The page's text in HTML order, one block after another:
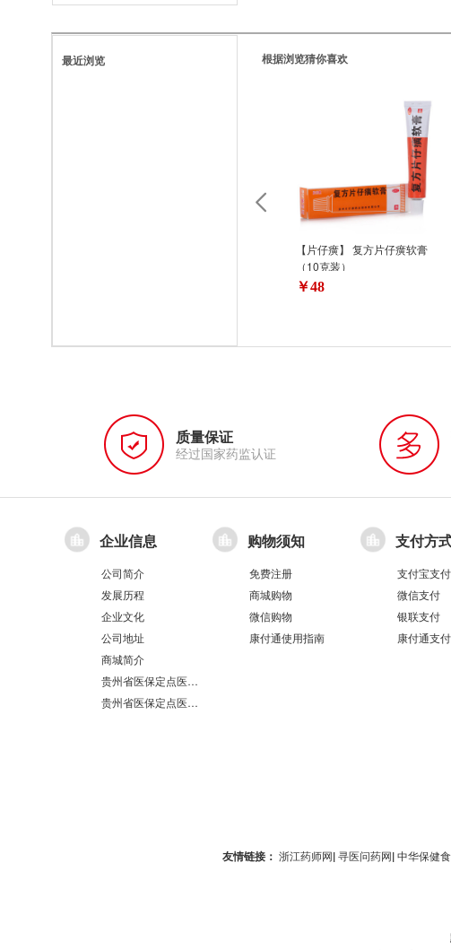
最近浏览 根据浏览猜你喜欢
【片仔癀】 复方片仔癀软膏
（10克装）
￥48
质量保证
经过国家药监认证
企业信息
公司简介
发展历程
企业文化
公司地址
商城简介
贵州省医保定点医疗机构医保服务情况表（第551分店）
贵州省医保定点医疗机构医保服务情况表（第100分店）
购物须知
免费注册
商城购物
微信购物
康付通使用指南
支付方
支付宝支付
微信支付
银联支付
康付通支付
友情链接： 浙江药师网| 寻医问药网| 中华保健